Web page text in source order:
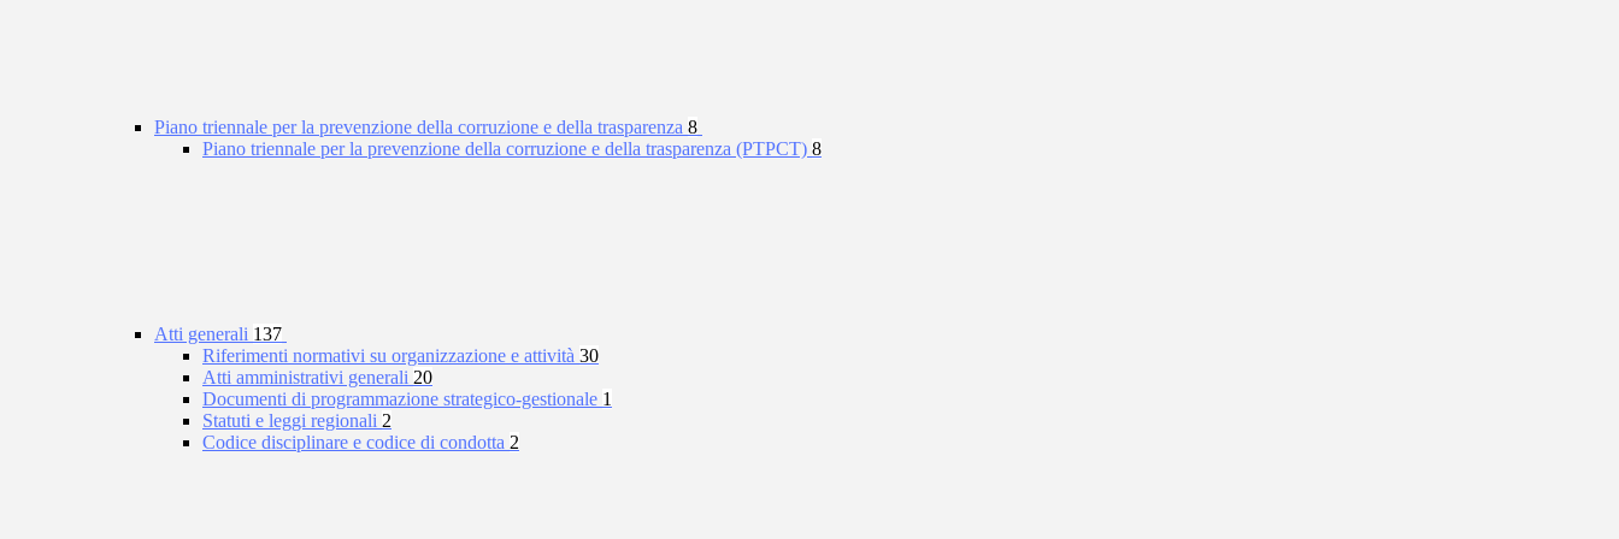
Piano triennale per la prevenzione della corruzione e della trasparenza 8
Piano triennale per la prevenzione della corruzione e della trasparenza (PTPCT) 8
Atti generali 137
Riferimenti normativi su organizzazione e attività 30
Atti amministrativi generali 20
Documenti di programmazione strategico-gestionale 1
Statuti e leggi regionali 2
Codice disciplinare e codice di condotta 2